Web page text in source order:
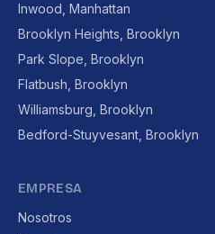
Inwood, Manhattan
Brooklyn Heights, Brooklyn
Park Slope, Brooklyn
Flatbush, Brooklyn
Williamsburg, Brooklyn
Bedford-Stuyvesant, Brooklyn
EMPRESA
Nosotros